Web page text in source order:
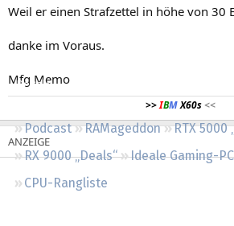
Regeln
Podcast RAMageddon
RTX 5000
RX 9000 „Deals“
Ideale Gaming-
CPU-Rangliste
Weil er einen Strafzettel in höhe von 30
danke im Voraus.
Mfg Memo
>>IBMX60s<<